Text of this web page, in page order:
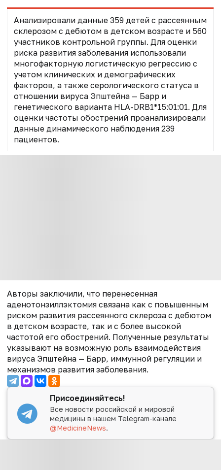
Анализировали данные 359 детей с рассеянным
склерозом с дебютом в детском возрасте и 560
участников контрольной группы. Для оценки
риска развития заболевания использовали
многофакторную логистическую регрессию с
учетом клинических и демографических
факторов, а также серологического статуса в
отношении вируса Эпштейна — Барр и
генетического варианта HLA-DRB1*15:01:01. Для
оценки частоты обострений проанализировали
данные динамического наблюдения 239
пациентов.
Авторы заключили, что перенесенная
аденотонзиллэктомия связана как с повышенным
риском развития рассеянного склероза с дебютом
в детском возрасте, так и с более высокой
частотой его обострений. Полученные результаты
указывают на возможную роль взаимодействия
вируса Эпштейна — Барр, иммунной регуляции и
механизмов развития заболевания.
Присоединяйтесь!
Все новости российской и мировой
медицины в нашем Telegram-канале
@MedicineNews.